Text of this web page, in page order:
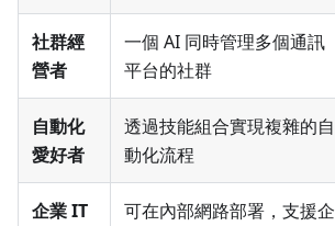
社群經
營者
一個 AI 同時管理多個通訊
平台的社群
自動化
愛好者
透過技能組合實現複雜的自
動化流程
企業 IT
可在內部網路部署，支援企